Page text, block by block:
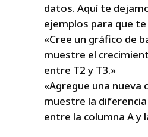
datos. Aquí te
ejemplos para que
«Cree un gráfico de
muestre el
entre T2 y T3.»
«Agregue una nueva
muestre la
entre la columna A y